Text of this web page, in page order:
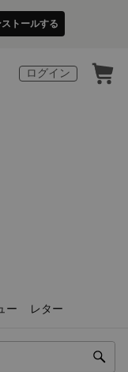
ストールする
ログイン
ー レター